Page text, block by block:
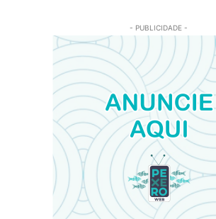
- PUBLICIDADE -